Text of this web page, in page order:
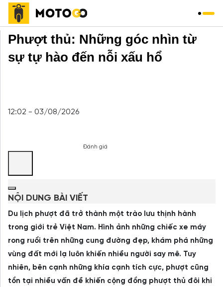
Trang chủ » Phượt xe máy»
Phượt thủ: Những góc nhìn từ
sự tự hào đến nỗi xấu hổ
12:02 - 03/08/2026
Đánh giá
NỘI DUNG BÀI VIẾT
Du lịch phượt đã trở thành một trào lưu thịnh hành
trong giới trẻ Việt Nam. Hình ảnh những chiếc xe máy
rong ruổi trên những cung đường đẹp, khám phá những
vùng đất mới lạ luôn khiến nhiều người say mê. Tuy
nhiên, bên cạnh những khía cạnh tích cực, phượt cũng
tồn tại nhiều vấn đề khiến cộng đồng phượt thủ đôi khi